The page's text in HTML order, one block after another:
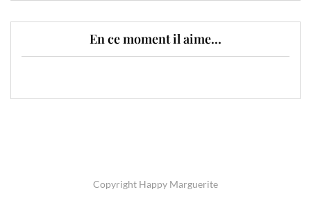
En ce moment il aime…
Copyright Happy Marguerite